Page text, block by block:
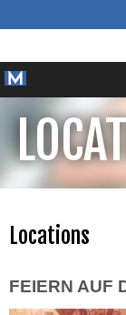
Locations
FEIERN AUF